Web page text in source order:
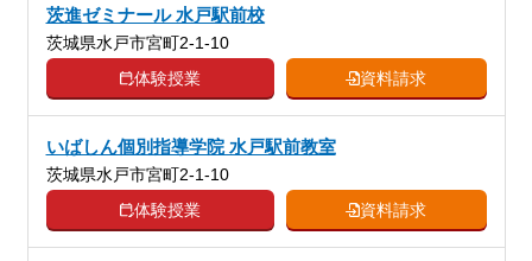
茨進ゼミナール 水戸駅前校
茨城県水戸市宮町2-1-10
体験授業
資料請求
いばしん個別指導学院 水戸駅前教室
茨城県水戸市宮町2-1-10
体験授業
資料請求